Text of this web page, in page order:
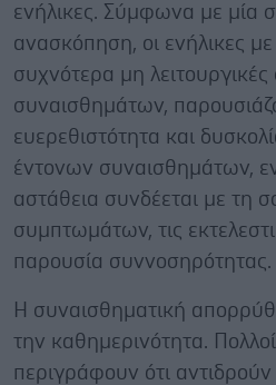
ενήλικες. Σύμφωνα με μία
ανασκόπηση, οι ενήλικες
συχνότερα μη
συναισθημάτων,
ευερεθιστότητα και
έντονων συναισθημάτων,
αστάθεια συνδέεται με τη
συμπτωμάτων, τις
παρουσία συννοσηρότητας.
Η συναισθηματική
την καθημερινότητα.
περιγράφουν ότι